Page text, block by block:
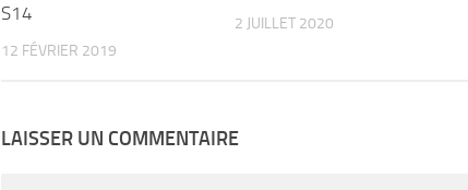
S14
12 FÉVRIER 2019
2 JUILLET 2020
LAISSER UN COMMENTAIRE